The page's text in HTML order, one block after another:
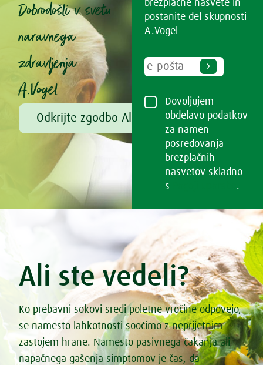
Dobrodošli v svetu
naravnega
zdravljenja
A.Vogel
Odkrijte zgodbo Alfreda Vogla
brezplačne nasvete in
postanite del skupnosti
A.Vogel
Dovoljujem
obdelavo podatkov
za namen
posredovanja
brezplačnih
nasvetov skladno
s
.
Ali ste vedeli?
Ko prebavni sokovi sredi poletne vročine odpovejo,
se namesto lahkotnosti soočimo z neprijetnim
zastojem hrane. Namesto pasivnega čakanja ali
napačnega gašenja simptomov je čas, da